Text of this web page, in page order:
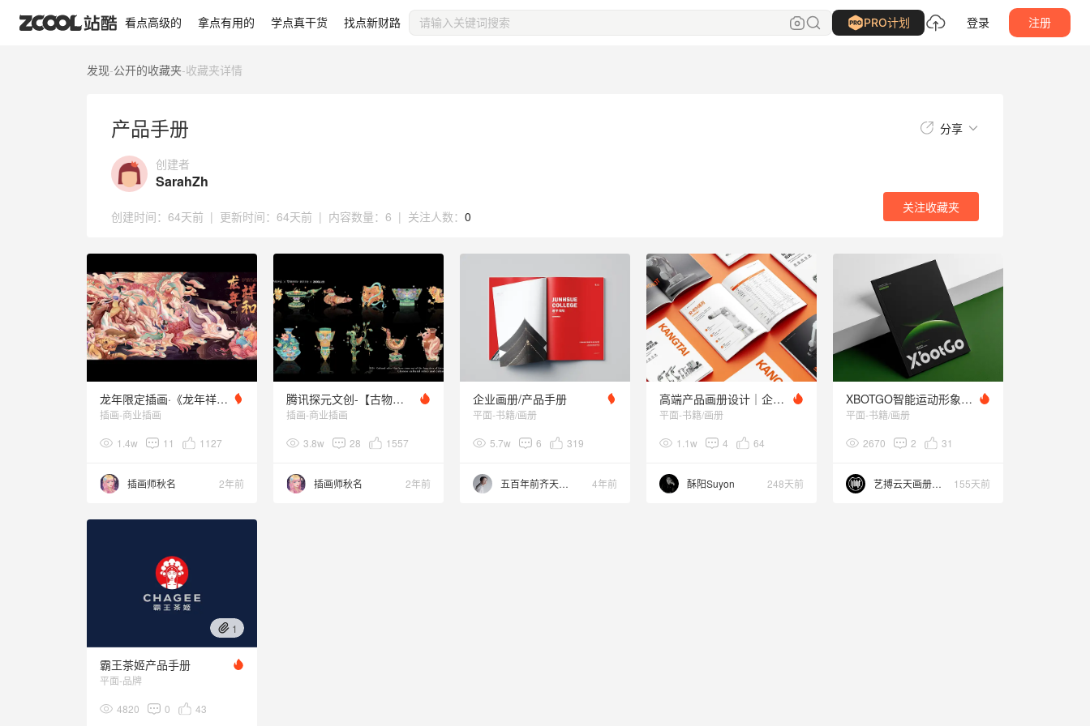
看点高级的 拿点有用的 学点真干货 找点新财路 PRO计划 登录 注册
发现-公开的收藏夹-收藏夹详情
产品手册 分享
创建者
SarahZh
创建时间： 64天前 | 更新时间： 64天前 | 内容数量： 6 | 关注人数： 0
关注收藏夹
产品手册 关注 收藏夹
龙年限定插画·《龙年祥和》.主视觉KV 【可授权】
插画-商业插画
1.4w 11 1127
插画师秋名 2年前
腾讯探元文创-【古物焕新】三星堆文创插画
插画-商业插画
3.8w 28 1557
插画师秋名 2年前
企业画册/产品手册
平面-书籍/画册
5.7w 6 319
五百年前齐天大圣 4年前
高端产品画册设计｜企业宣传册设计 产品手册设计
平面-书籍/画册
1.1w 4 64
酥阳Suyon 248天前
XBOTGO智能运动形象产品手册设计/画册设计
平面-书籍/画册
2670 2 31
艺搏云天画册设计 155天前
1
霸王茶姬产品手册
平面-品牌
4820 0 43